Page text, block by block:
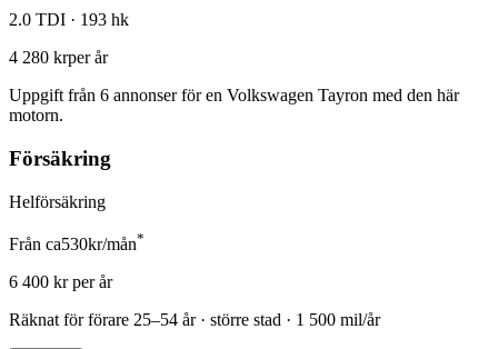
2.0 TDI · 193 hk
4 280 krper år
Uppgift från 6 annonser för en Volkswagen Tayron med den här
motorn.
Försäkring
Helförsäkring
Från ca530kr/mån*
6 400 kr per år
Räknat för förare 25–54 år · större stad · 1 500 mil/år